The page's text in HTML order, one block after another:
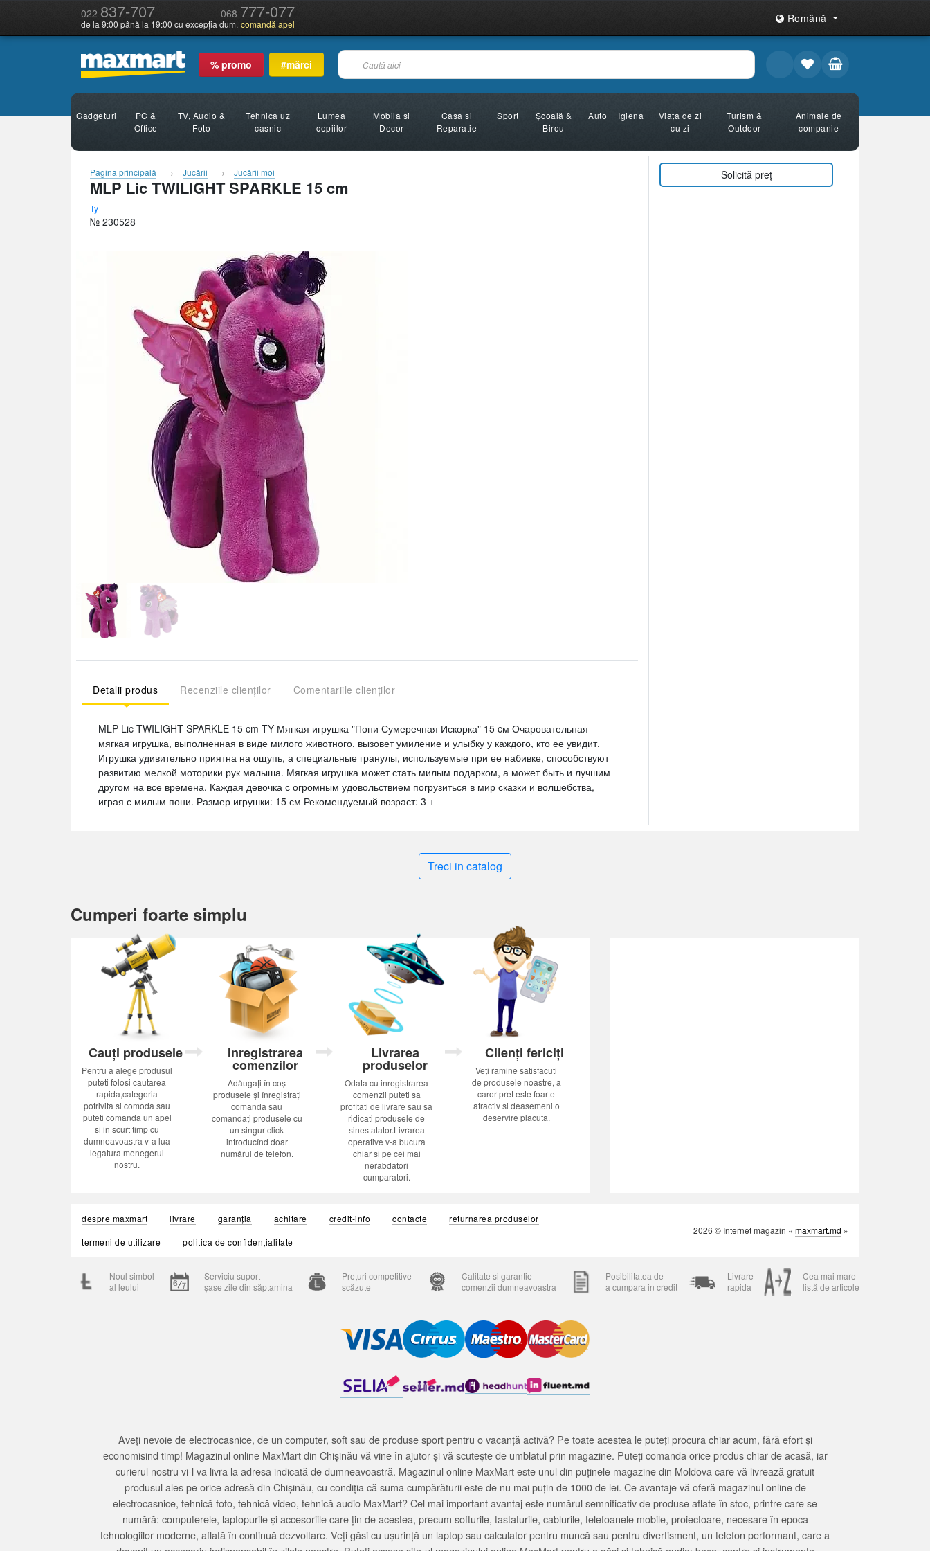
022 837-707 068 777-077
de la 9:00 până la 19:00 cu excepția dum. comandă apel Română
% promo #mărci
Gadgeturi
PC &
Office
TV, Audio &
Foto
Tehnica uz
casnic
Lumea
copiilor
Mobila si
Decor
Casa si
Reparatie
Sport
Şcoală &
Birou
Auto Igiena
Viața de zi
cu zi
Turism &
Outdoor
Animale de
companie
Pagina principală Jucării Jucării moi
MLP Lic TWILIGHT SPARKLE 15 cm
Ty
№ 230528
Detalii produs Recenziile clienților Comentariile clienților
MLP Lic TWILIGHT SPARKLE 15 cm TY Мягкая игрушка "Пони Сумеречная Искорка" 15 cм Очаровательная
мягкая игрушка, выполненная в виде милого животного, вызовет умиление и улыбку у каждого, кто ее увидит.
Игрушка удивительно приятна на ощупь, а специальные гранулы, используемые при ее набивке, способствуют
развитию мелкой моторики рук малыша. Мягкая игрушка может стать милым подарком, а может быть и лучшим
другом на все времена. Каждая девочка с огромным удовольствием погрузиться в мир сказки и волшебства,
играя с милым пони. Размер игрушки: 15 см Рекомендуемый возраст: 3 +
Solicită preț
Treci in catalog
Cumperi foarte simplu
Cauți produsele
Pentru a alege produsul
puteti folosi cautarea
rapida,categoria
potrivita si comoda sau
puteti comanda un apel
si in scurt timp cu
dumneavoastra v-a lua
legatura menegerul
nostru.
Inregistrarea
comenzilor
Adăugați în coș
produsele și înregistrați
comanda sau
comandați produsele cu
un singur click
introducînd doar
numărul de telefon.
Livrarea
produselor
Odata cu inregistrarea
comenzii puteti sa
profitati de livrare sau sa
ridicati produsele de
sinestatator.Livrarea
operative v-a bucura
chiar si pe cei mai
nerabdatori
cumparatori.
Clienți fericiți
Veți ramine satisfacuti
de produsele noastre, a
caror pret este foarte
atractiv si deasemeni o
deservire placuta.
despre maxmart livrare garanția achitare credit-info contacte
returnarea produselor
termeni de utilizare
politica de confidențialitate
2026 © Internet magazin « maxmart.md »
Noul simbol
al leului
Serviciu suport
șase zile din săptamina
Prețuri competitive
scăzute
Calitate si garantie
comenzii dumneavoastra
Posibilitatea de
a cumpara in credit
Livrare
rapida
Cea mai mare
listă de articole
Aveți nevoie de electrocasnice, de un computer, soft sau de produse sport pentru o vacanță activă? Pe toate acestea le puteți procura chiar acum, fără efort și
economisind timp! Magazinul online MaxMart din Chișinău vă vine în ajutor și vă scutește de umblatul prin magazine. Puteți comanda orice produs chiar de acasă, iar
curierul nostru vi-l va livra la adresa indicată de dumneavoastră. Magazinul online MaxMart este unul din puținele magazine din Moldova care vă livrează gratuit
produsul ales pe orice adresă din Chișinău, cu condiția că suma cumpărăturii este de nu mai puțin de 1000 de lei. Ce avantaje vă oferă magazinul online de
electrocasnice, tehnică foto, tehnică video, tehnică audio MaxMart? Cel mai important avantaj este numărul semnificativ de produse aflate în stoc, printre care se
numără: computerele, laptopurile și accesoriile care țin de acestea, precum softurile, tastaturile, cablurile, telefoanele mobile, proiectoare, necesare în epoca
tehnologiilor moderne, aflată în continuă dezvoltare. Veți găsi cu ușurință un laptop sau calculator pentru muncă sau pentru divertisment, un telefon performant, care a